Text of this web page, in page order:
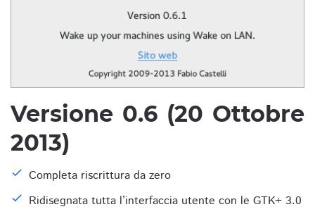
Versione 0.6 (20 Ottobre
2013)
Completa riscrittura da zero
Ridisegnata tutta l’interfaccia utente con le GTK+ 3.0